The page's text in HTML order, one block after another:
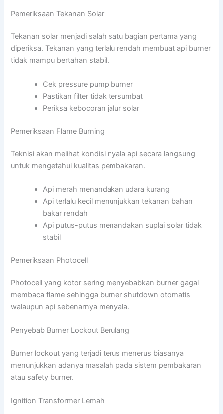
Pemeriksaan Tekanan Solar
Tekanan solar menjadi salah satu bagian pertama yang
diperiksa. Tekanan yang terlalu rendah membuat api burner
tidak mampu bertahan stabil.
Cek pressure pump burner
Pastikan filter tidak tersumbat
Periksa kebocoran jalur solar
Pemeriksaan Flame Burning
Teknisi akan melihat kondisi nyala api secara langsung
untuk mengetahui kualitas pembakaran.
Api merah menandakan udara kurang
Api terlalu kecil menunjukkan tekanan bahan
bakar rendah
Api putus-putus menandakan suplai solar tidak
stabil
Pemeriksaan Photocell
Photocell yang kotor sering menyebabkan burner gagal
membaca flame sehingga burner shutdown otomatis
walaupun api sebenarnya menyala.
Penyebab Burner Lockout Berulang
Burner lockout yang terjadi terus menerus biasanya
menunjukkan adanya masalah pada sistem pembakaran
atau safety burner.
Ignition Transformer Lemah